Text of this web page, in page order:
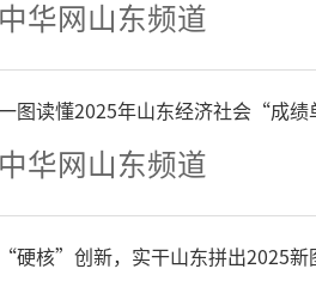
疫苗的人非常少
可以预约接种
冠疫苗预约，目
中华网山东频道
图读懂2025年山东经济社会“成绩
中华网山东频道
“硬核”创新，实干山东拼出2025新